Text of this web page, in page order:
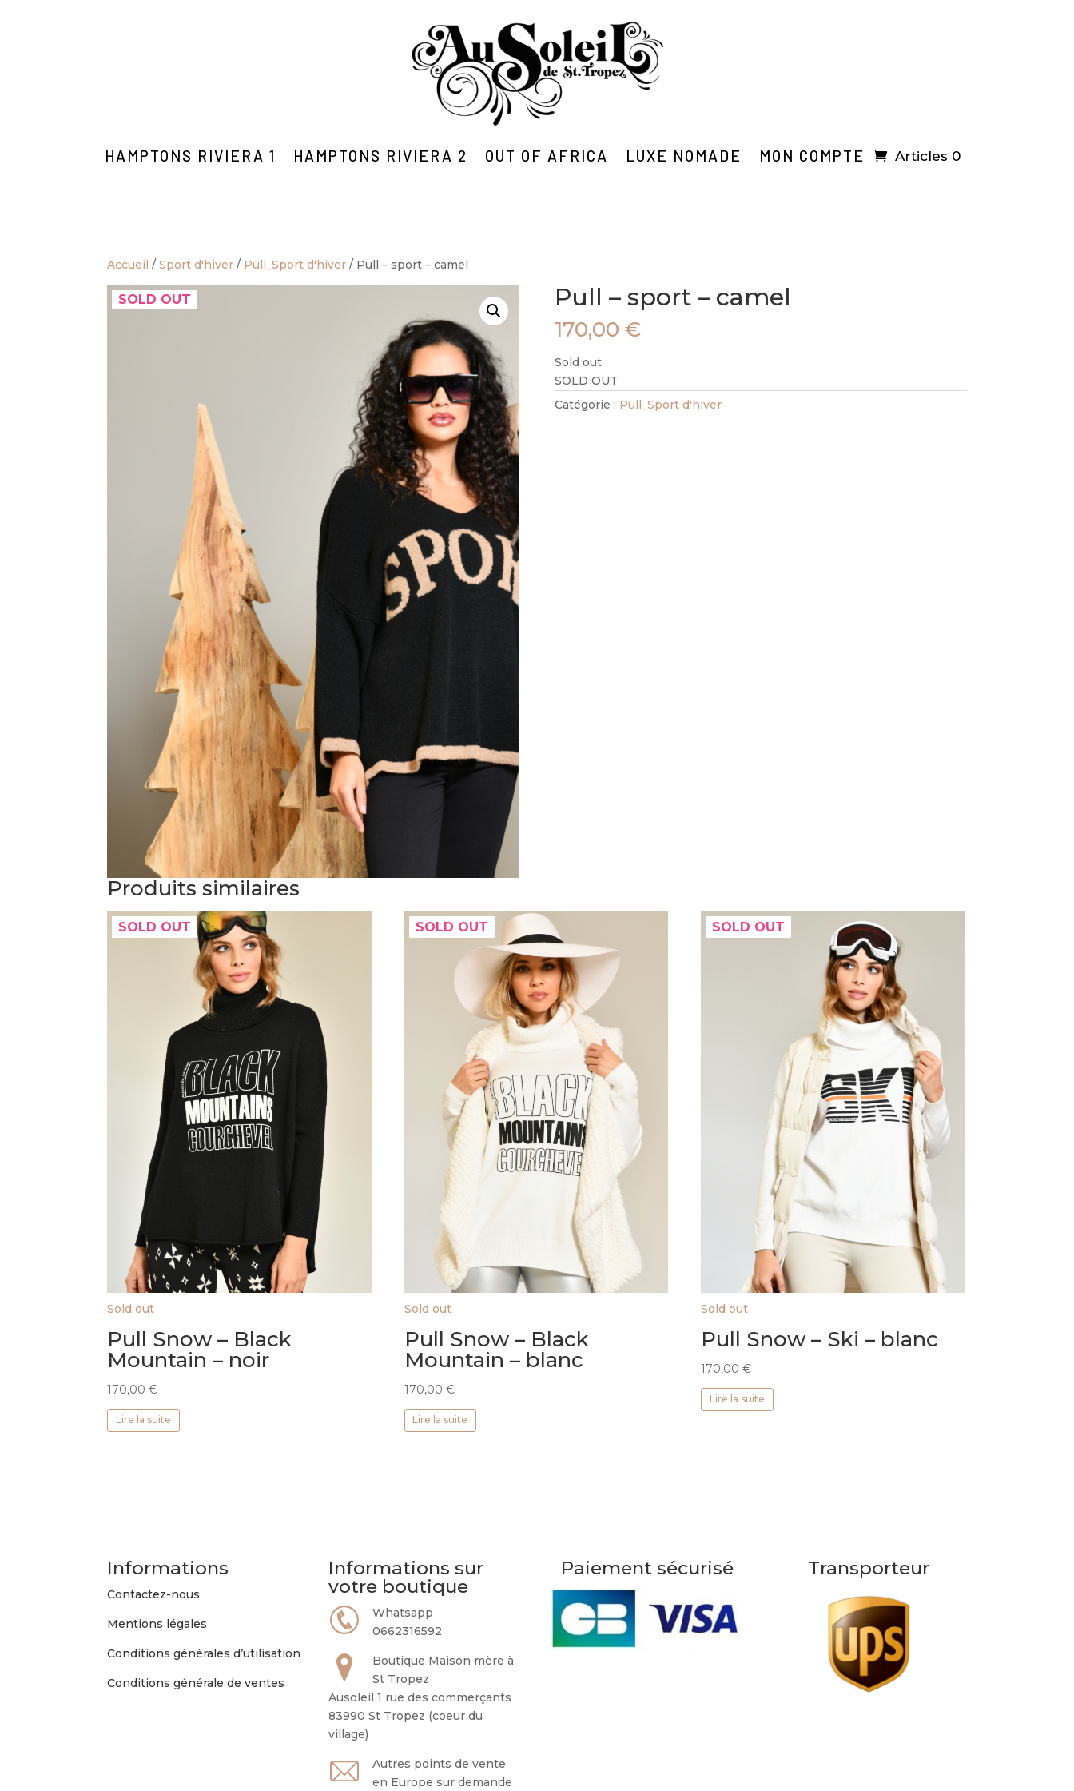
HAMPTONS RIVIERA 1 HAMPTONS RIVIERA 2 OUT OF AFRICA LUXE NOMADE MON COMPTE Articles 0
Accueil /Sport d'hiver / Pull_Sport d'hiver / Pull – sport – camel
SOLD OUT Pull – sport – camel
170,00 €
Sold out
SOLD OUT
Catégorie : Pull_Sport d'hiver
Produits similaires
SOLD OUT
Sold out
Pull Snow – Black
Mountain – noir
170,00€
Lire la suite
SOLD OUT
Sold out
Pull Snow – Black
Mountain – blanc
170,00 €
Lire la suite
SOLD OUT
Sold out
Pull Snow – Ski – blanc
170,00€
Lire la suite
Informations
Contactez-nous
Mentions légales
Conditions générales d’utilisation
Conditions générale de ventes
Informations sur
votre boutique
Whatsapp
0662316592
Boutique Maison mère à
St Tropez
Ausoleil 1 rue des commerçants
83990 St Tropez (coeur du
village)
Autres points de vente
en Europe sur demande
Paiement sécurisé Transporteur